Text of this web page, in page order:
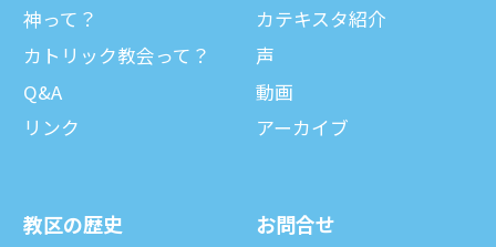
神って？
カトリック教会って？
Q&A
リンク
カテキスタ紹介
声
動画
アーカイブ
教区の歴史 お問合せ